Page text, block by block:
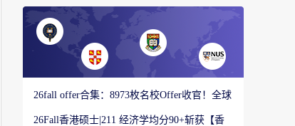
26fall offer合集：8973枚名校Offer收官！全球
26Fall香港硕士|211 经济学均分90+斩获【香